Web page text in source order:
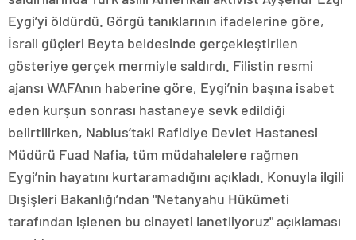
Eygi’yi öldürdü. Görgü tanıklarının ifadelerine göre,
İsrail güçleri Beyta beldesinde gerçekleştirilen
gösteriye gerçek mermiyle saldırdı. Filistin resmi
ajansı WAFAnın haberine göre, Eygi’nin başına isabet
eden kurşun sonrası hastaneye sevk edildiği
belirtilirken, Nablus’taki Rafidiye Devlet Hastanesi
Müdürü Fuad Nafia, tüm müdahalelere rağmen
Eygi’nin hayatını kurtaramadığını açıkladı. Konuyla ilgili
Dışişleri Bakanlığı’ndan "Netanyahu Hükümeti
tarafından işlenen bu cinayeti lanetliyoruz" açıklaması